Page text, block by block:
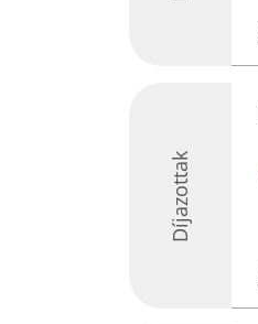
Díjazottak